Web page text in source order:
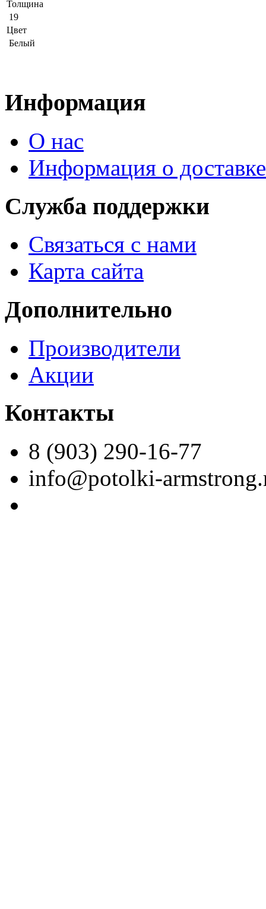
Толщина
19
Цвет
Белый
Информация
О нас
Информация о доставке
Служба поддержки
Связаться с нами
Карта сайта
Дополнительно
Производители
Акции
Контакты
8 (903) 290-16-77
info@potolki-